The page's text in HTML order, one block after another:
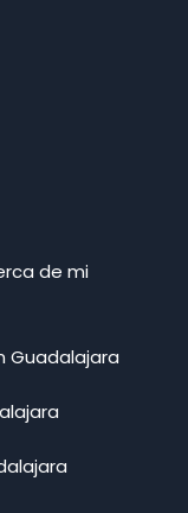
de mi
Guadalajara